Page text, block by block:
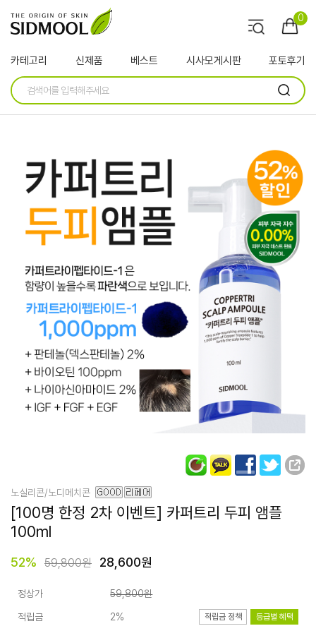
0
카테고리 신제품 베스트 시사모게시판 포토후기
노실리콘/노디메치콘
[100명 한정 2차 이벤트] 카퍼트리 두피 앰플
100ml
52% 59,800원 28,600원
정상가 59,800원
적립금 2% 적립금 정책 등급별 혜택